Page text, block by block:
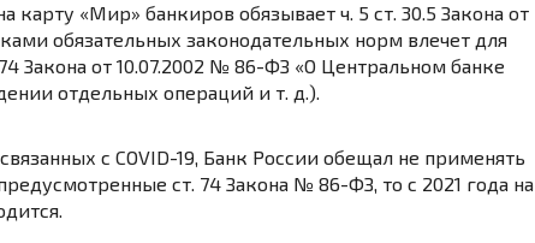
карту «Мир» банкиров обязывает ч. 5 ст. 30.5 Закона от
обязательных законодательных норм влечет для
Закона от 10.07.2002 № 86-ФЗ «О Центральном банке
отдельных операций и т. д.).
с COVID-19, Банк России обещал не применять
ст. 74 Закона № 86-ФЗ, то с 2021 года на